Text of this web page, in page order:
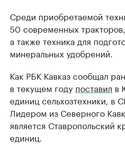
Среди приобретаемой
50 современных
а также техника для
минеральных удобрений.
Как РБК Кавказ сообщал
в текущем году поставил в
единиц сельхозтехники, в
Лидером из Северного
является Ставропольский
единиц.